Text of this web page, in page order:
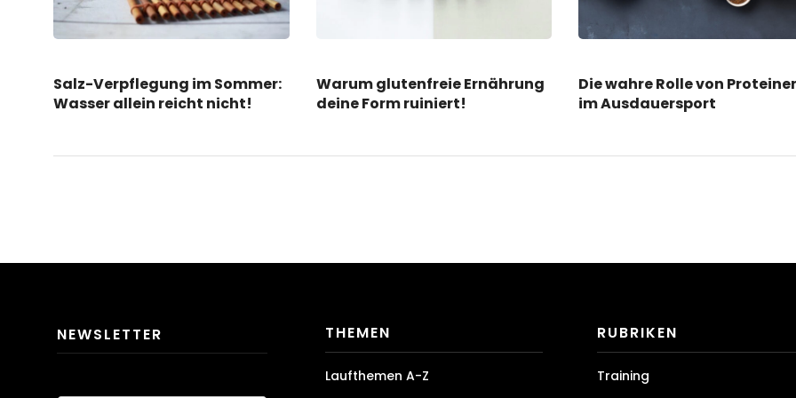
Salz-Verpflegung im Sommer:
Wasser allein reicht nicht!
Warum glutenfreie Ernährung
deine Form ruiniert!
Die wahre Rolle von
im Ausdauersport
NEWSLETTER THEMEN
Laufthemen A-Z
RUBRIKEN
Training